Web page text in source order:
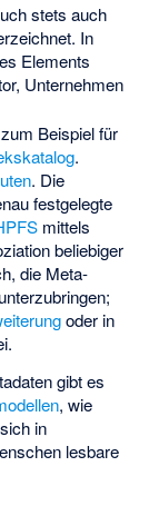
stets auch
In
Elements
Unternehmen
Beispiel für
.
. Die
festgelegte
mittels
beliebiger
die Meta-
oder in
gibt es
, wie
in
lesbare